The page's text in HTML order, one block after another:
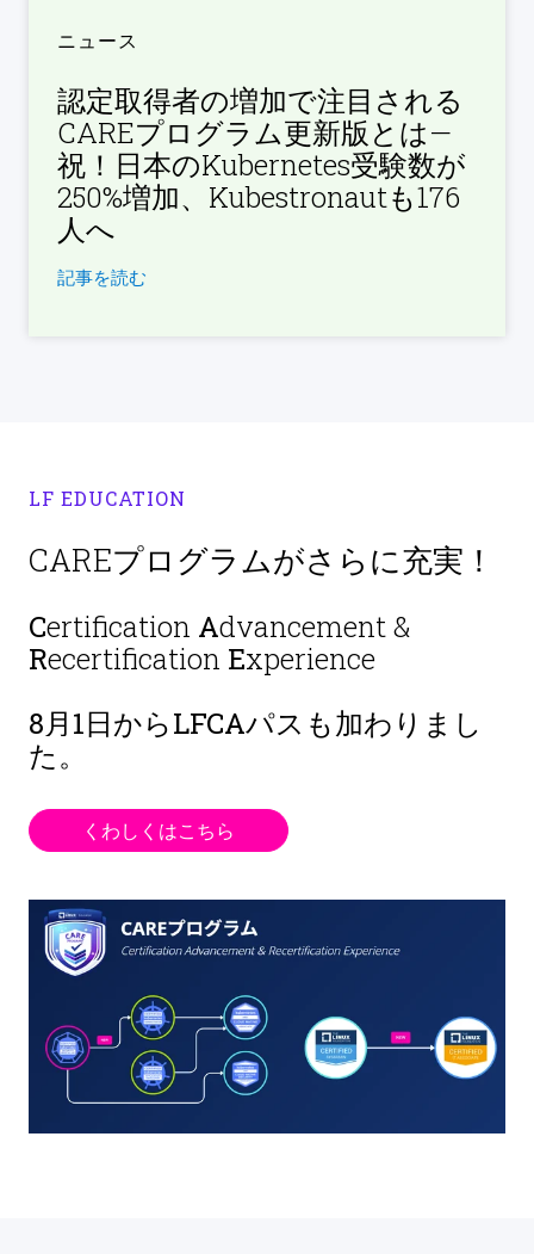
ニュース
認定取得者の増加で注目される
CAREプログラム更新版とは—
祝！日本のKubernetes受験数が
250%増加、Kubestronautも176
人へ
記事を読む
LF EDUCATION
CAREプログラムがさらに充実！
Certification Advancement &
Recertification Experience
8月1日からLFCAパスも加わりまし
た。
くわしくはこちら